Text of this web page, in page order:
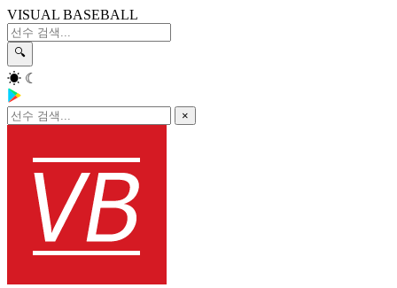
VISUAL BASEBALL
🔍
☀ ☾
×